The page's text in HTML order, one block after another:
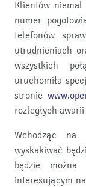
Klientów niemal
numer
telefonów
utrudnieniach
wszystkich
uruchomiła
stronie
rozległych
Wchodząc na
wyskakiwać
będzie
interesującym